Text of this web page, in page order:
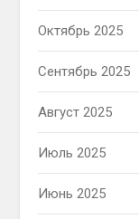
Октябрь 2025
Сентябрь 2025
Август 2025
Июль 2025
Июнь 2025